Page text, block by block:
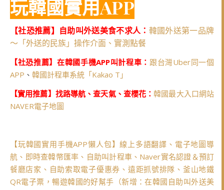
玩韓國實用APP
【社恐推薦】自助叫外送美食不求人： 韓國外送第一品牌
～「外送的民族」操作介面、實測點餐
【社恐推薦】在韓國手機APP叫計程車： 跟台灣Uber同一個
APP 、 韓國計程車系統「Kakao T」
【實用推薦】找路導航、查天氣、查櫻花：韓國最大入口網站
NAVER電子地圖
【玩韓國實用手機APP懶人包】線上多語翻譯、電子地圖導
航、即時查韓幣匯率、自助叫計程車、Naver實名認證＆預訂
餐廳店家、自助索取電子優惠券、遠距抓號排隊、釜山地鐵
QR電子票，暢遊韓國的好幫手（新增：在韓國自助叫外送美